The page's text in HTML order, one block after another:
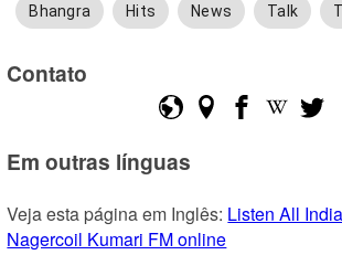
Bhangra Hits News Talk
Contato
Em outras línguas
Veja esta página em Inglês: Listen All
Nagercoil Kumari FM online